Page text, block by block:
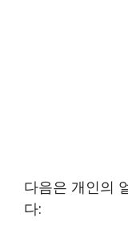
다음은 개인의
다: